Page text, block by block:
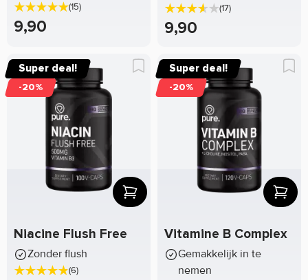
(15)
9,90
(17)
9,90
Super deal!
-20%
Niacine Flush Free
Zonder flush
(6)
Super deal!
-20%
Vitamine B Complex
Gemakkelijk in te
nemen